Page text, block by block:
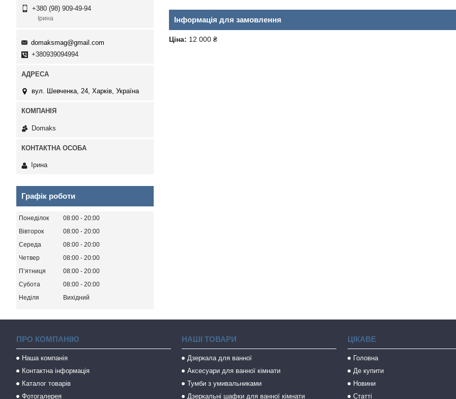
Інформація для замовлення
Ціна: 12 000 ₴
+380 (98) 909-49-94
Ірина
domaksmag@gmail.com
+380939094994
вул. Шевченка, 24, Харків, Україна
Domaks
Ірина
Графік роботи
Понеділок 08:00
20:00
Вівторок
08:00
20:00
Середа
08:00
20:00
Четвер
08:00
20:00
Пʼятниця
08:00
20:00
Субота
08:00
20:00
Неділя
Вихідний
ПРО КОМПАНІЮ
Наша компанія
Контактна інформація
Каталог товарів
Фотогалерея
НАШІ ТОВАРИ
Дзеркала для ванної
Аксесуари для ванної кімнати
Тумби з умивальниками
Дзеркальні шафки для ванної кімнати
ЦІКАВЕ
Головна
Де купити
Новини
Статті